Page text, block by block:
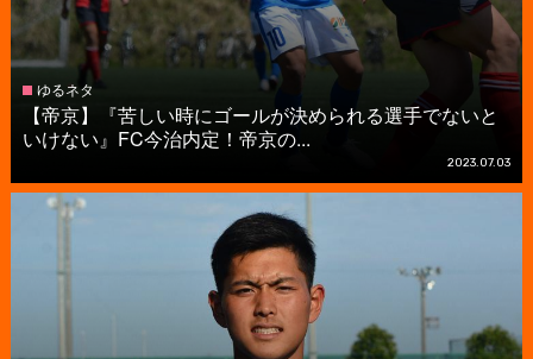
ゆるネタ
【帝京】『苦しい時にゴールが決められる選手でないと
いけない』FC今治内定！帝京の...
2023.07.03